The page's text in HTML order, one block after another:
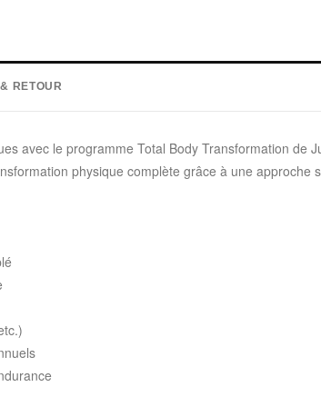
RETOUR
avec le programme Total Body Transformation
physique complète grâce à une approche